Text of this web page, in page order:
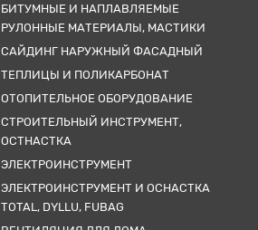
БИТУМНЫЕ И НАПЛАВЛЯЕМЫЕ
РУЛОННЫЕ МАТЕРИАЛЫ, МАСТИКИ
САЙДИНГ НАРУЖНЫЙ ФАСАДНЫЙ
ТЕПЛИЦЫ И ПОЛИКАРБОНАТ
ОТОПИТЕЛЬНОЕ ОБОРУДОВАНИЕ
СТРОИТЕЛЬНЫЙ ИНСТРУМЕНТ,
ОСТНАСТКА
ЭЛЕКТРОИНСТРУМЕНТ
ЭЛЕКТРОИНСТРУМЕНТ И ОСНАСТКА
TOTAL, DYLLU, FUBAG